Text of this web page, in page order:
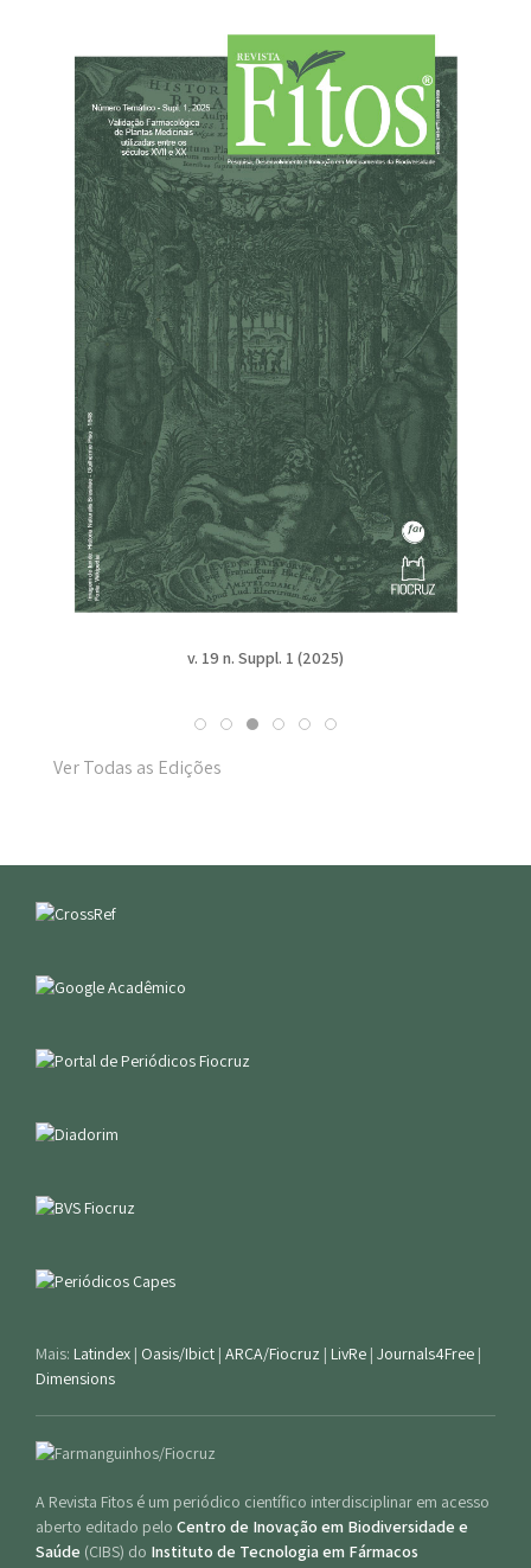
v. 19 n. Suppl. 1 (2025)
Ver Todas as Edições
Mais: Latindex | Oasis/Ibict | ARCA/Fiocruz | LivRe | Journals4Free |
Dimensions
A Revista Fitos é um periódico científico interdisciplinar em acesso
aberto editado pelo Centro de Inovação em Biodiversidade e
Saúde (CIBS) do Instituto de Tecnologia em Fármacos